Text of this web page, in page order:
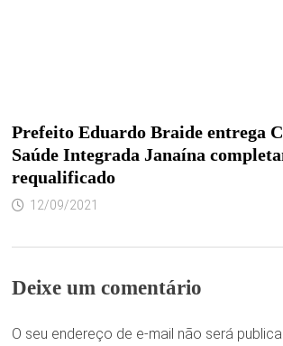
Prefeito Eduardo Braide entrega
Saúde Integrada Janaína
requalificado
12/09/2021
Deixe um comentário
O seu endereço de e-mail não será